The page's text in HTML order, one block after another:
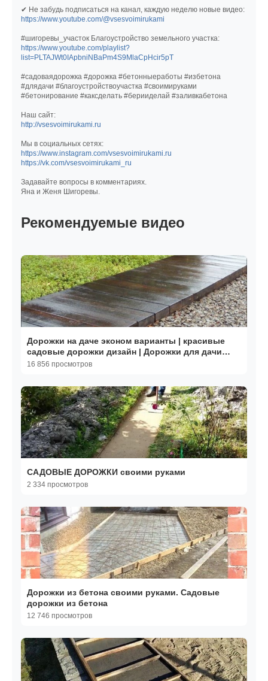
✔ Не забудь подписаться на канал, каждую неделю новые видео:
https://www.youtube.com/@vsesvoimirukami
#шигоревы_участок Благоустройство земельного участка:
https://www.youtube.com/playlist?
list=PLTAJWt0IApbniNBaPm4S9MlaCpHcir5pT
#садоваядорожка #дорожка #бетонныеработы #избетона
#длядачи #благоустройствоучастка #своимируками
#бетонирование #каксделать #берииделай #заливкабетона
Наш сайт:
http://vsesvoimirukami.ru
Мы в социальных сетях:
https://www.instagram.com/vsesvoimirukami.ru
https://vk.com/vsesvoimirukami_ru
Задавайте вопросы в комментариях.
Яна и Женя Шигоревы.
Рекомендуемые видео
Дорожки на даче эконом варианты | красивые
садовые дорожки дизайн | Дорожки для дачи
идеи
16 856 просмотров
САДОВЫЕ ДОРОЖКИ своими руками
2 334 просмотров
Дорожки из бетона своими руками. Садовые
дорожки из бетона
12 746 просмотров